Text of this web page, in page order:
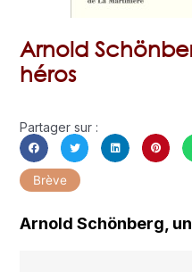
Arnold
héros
Partager sur :
Brève
Arnold Schönberg,